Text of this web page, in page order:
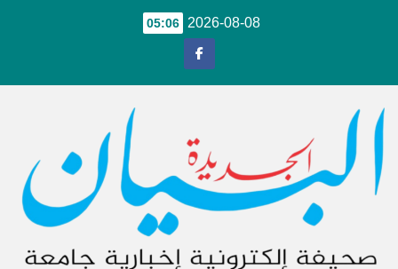
2026-08-08
05:06